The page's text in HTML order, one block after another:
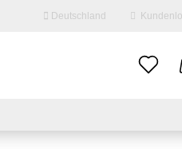
Deutschland